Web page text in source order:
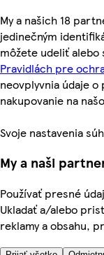
My a našich 18
jedinečným
môžete udeliť
Pravidlách pre
neovplyvnia údaje
nakupovanie na
Svoje nastavenia
My a naši
Používať presné
Ukladať a/alebo
reklamy a obsahu,